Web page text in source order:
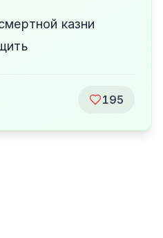
казни
195